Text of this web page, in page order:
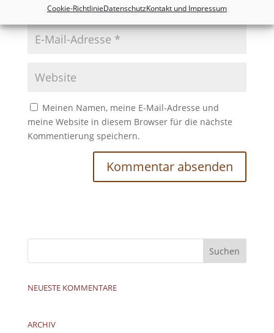
Cookie-RichtlinieDatenschutzKontakt und Impressum
Meinen Namen, meine E-Mail-Adresse und
meine Website in diesem Browser für die nächste
Kommentierung speichern.
NEUESTE KOMMENTARE
ARCHIV